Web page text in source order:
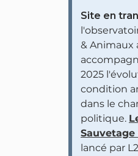
Site en
& Animaux
2025
condition
dans le
politique.
lancé par